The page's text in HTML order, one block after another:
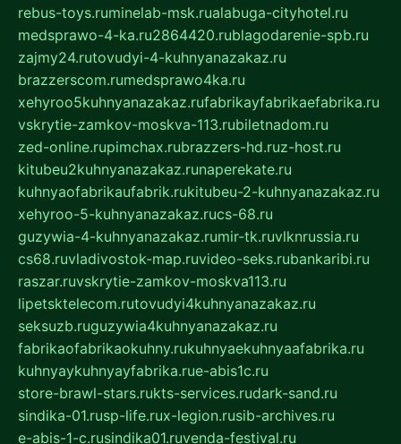
rebus-toys.ruminelab-msk.rualabuga-cityhotel.ru
medsprawo-4-ka.ru2864420.rublagodarenie-spb.ru
zajmy24.rutovudyi-4-kuhnyanazakaz.ru
brazzerscom.rumedsprawo4ka.ru
xehyroo5kuhnyanazakaz.rufabrikayfabrikaefabrika.ru
vskrytie-zamkov-moskva-113.rubiletnadom.ru
zed-online.rupimchax.rubrazzers-hd.ruz-host.ru
kitubeu2kuhnyanazakaz.runaperekate.ru
kuhnyaofabrikaufabrik.rukitubeu-2-kuhnyanazakaz.ru
xehyroo-5-kuhnyanazakaz.rucs-68.ru
guzywia-4-kuhnyanazakaz.rumir-tk.ruvlknrussia.ru
cs68.ruvladivostok-map.ruvideo-seks.rubankaribi.ru
raszar.ruvskrytie-zamkov-moskva113.ru
lipetsktelecom.rutovudyi4kuhnyanazakaz.ru
seksuzb.ruguzywia4kuhnyanazakaz.ru
fabrikaofabrikaokuhny.rukuhnyaekuhnyaafabrika.ru
kuhnyaykuhnyayfabrika.rue-abis1c.ru
store-brawl-stars.rukts-services.rudark-sand.ru
sindika-01.rusp-life.rux-legion.rusib-archives.ru
e-abis-1-c.rusindika01.ruvenda-festival.ru